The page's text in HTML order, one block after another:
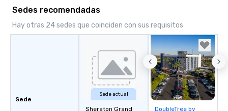
Sedes recomendadas
Hay otras 24 sedes que coinciden con sus requisitos
Sede
Sede actual
Sheraton Grand
Removed from
DoubleTree by